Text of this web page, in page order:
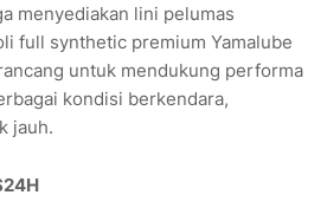
menyediakan lini pelumas
full synthetic premium Yamalube
untuk mendukung performa
kondisi berkendara,
jauh.